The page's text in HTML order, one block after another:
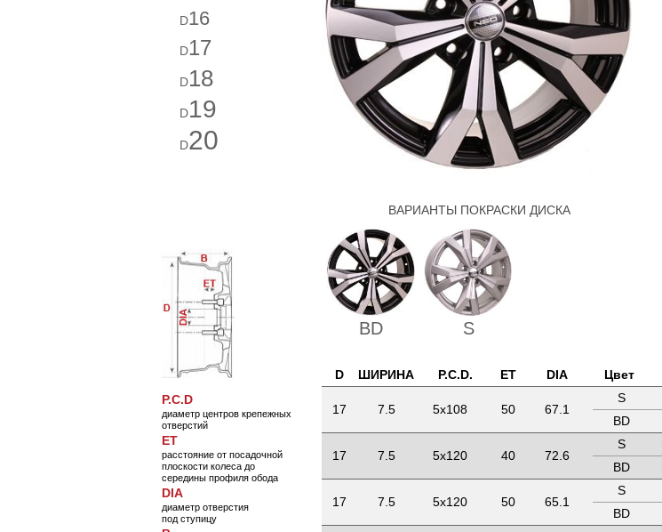
D16
D17
D18
D19
D20
P.C.D
диаметр центров крепежных
отверстий
ET
расстояние от посадочной
плоскости колеса до
середины профиля обода
DIA
диаметр отверстия
под ступицу
ВАРИАНТЫ ПОКРАСКИ ДИСКА
BD S
D ШИРИНА P.C.D. ET DIA Цвет
17 7.5 5x108 50 67.1
S
BD
17 7.5 5x120 40 72.6
S
BD
17 7.5 5x120 50 65.1
S
BD